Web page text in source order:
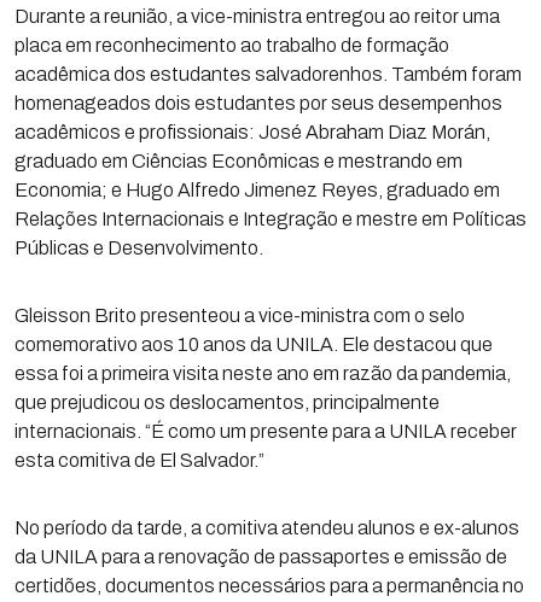
Durante a reunião, a vice-ministra entregou ao reitor uma
placa em reconhecimento ao trabalho de formação
acadêmica dos estudantes salvadorenhos. Também foram
homenageados dois estudantes por seus desempenhos
acadêmicos e profissionais: José Abraham Diaz Morán,
graduado em Ciências Econômicas e mestrando em
Economia; e Hugo Alfredo Jimenez Reyes, graduado em
Relações Internacionais e Integração e mestre em Políticas
Públicas e Desenvolvimento.
Gleisson Brito presenteou a vice-ministra com o selo
comemorativo aos 10 anos da UNILA. Ele destacou que
essa foi a primeira visita neste ano em razão da pandemia,
que prejudicou os deslocamentos, principalmente
internacionais. “É como um presente para a UNILA receber
esta comitiva de El Salvador.”
No período da tarde, a comitiva atendeu alunos e ex-alunos
da UNILA para a renovação de passaportes e emissão de
certidões, documentos necessários para a permanência no